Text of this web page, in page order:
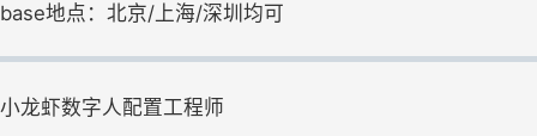
base地点：北京/上海/深圳均可
小龙虾数字人配置工程师